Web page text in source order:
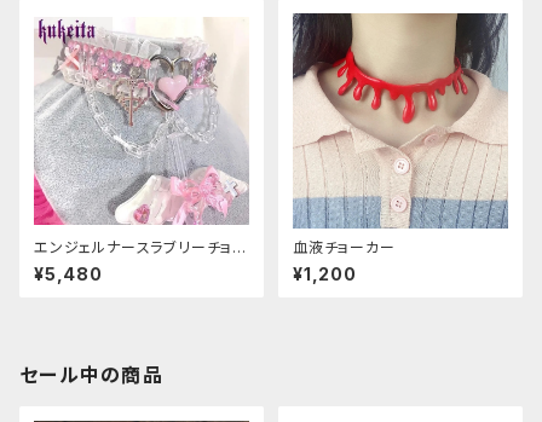
エンジェルナースラブリーチョー
カー
¥5,480
血液チョーカー
¥1,200
セール中の商品